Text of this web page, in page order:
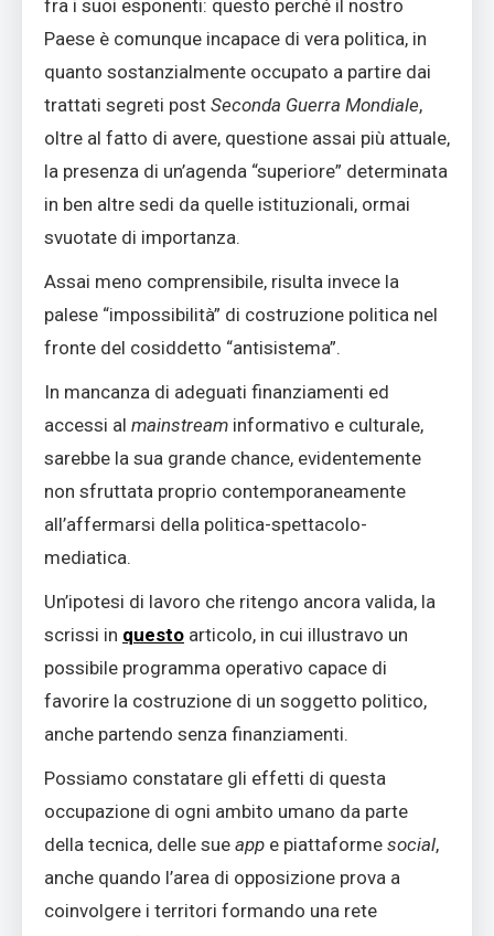
fra i suoi esponenti: questo perché il nostro
Paese è comunque incapace di vera politica, in
quanto sostanzialmente occupato a partire dai
trattati segreti post Seconda Guerra Mondiale,
oltre al fatto di avere, questione assai più attuale,
la presenza di un’agenda “superiore” determinata
in ben altre sedi da quelle istituzionali, ormai
svuotate di importanza.
Assai meno comprensibile, risulta invece la
palese “impossibilità” di costruzione politica nel
fronte del cosiddetto “antisistema”.
In mancanza di adeguati finanziamenti ed
accessi al mainstream informativo e culturale,
sarebbe la sua grande chance, evidentemente
non sfruttata proprio contemporaneamente
all’affermarsi della politica-spettacolo-
mediatica.
Un’ipotesi di lavoro che ritengo ancora valida, la
scrissi in questo articolo, in cui illustravo un
possibile programma operativo capace di
favorire la costruzione di un soggetto politico,
anche partendo senza finanziamenti.
Possiamo constatare gli effetti di questa
occupazione di ogni ambito umano da parte
della tecnica, delle sue app e piattaforme social,
anche quando l’area di opposizione prova a
coinvolgere i territori formando una rete